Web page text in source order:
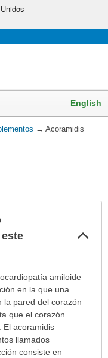
English
→ Acoramidis
amiloide
en la que una
la pared del corazón
que el corazón
El acoramidis
llamados
consiste en